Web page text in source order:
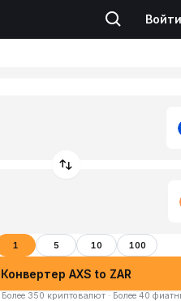
Войти
1 5 10 100
Конвертер AXS to ZAR
350 криптовалют · Более 40